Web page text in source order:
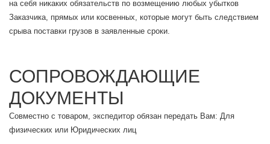
на себя никаких обязательств по возмещению любых убытков
Заказчика, прямых или косвенных, которые могут быть следствием
срыва поставки грузов в заявленные сроки.
СОПРОВОЖДАЮЩИЕ
ДОКУМЕНТЫ
Совместно с товаром, экспедитор обязан передать Вам: Для
физических или Юридических лиц